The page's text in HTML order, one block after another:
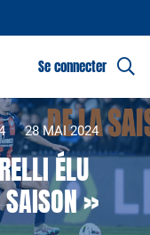
Se connecter
28 MAI 2024
ÉLU
»